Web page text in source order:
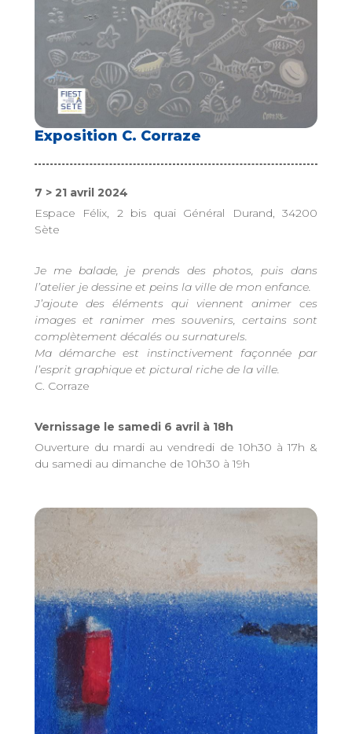
Exposition C. Corraze
7 > 21 avril 2024
Espace Félix, 2 bis quai Général Durand, 34200
Sète
Je me balade, je prends des photos, puis dans
l’atelier je dessine et peins la ville de mon enfance.
J’ajoute des éléments qui viennent animer ces
images et ranimer mes souvenirs, certains sont
complètement décalés ou surnaturels.
Ma démarche est instinctivement façonnée par
l’esprit graphique et pictural riche de la ville.
C. Corraze
Vernissage le samedi 6 avril à 18h
Ouverture du mardi au vendredi de 10h30 à 17h &
du samedi au dimanche de 10h30 à 19h